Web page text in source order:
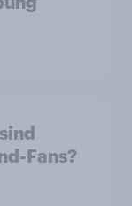
Fans?